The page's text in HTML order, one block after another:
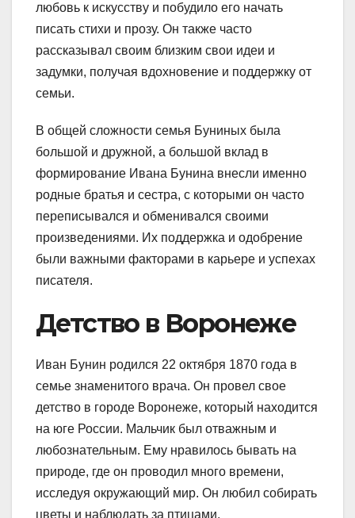
любовь к искусству и побудило его начать
писать стихи и прозу. Он также часто
рассказывал своим близким свои идеи и
задумки, получая вдохновение и поддержку от
семьи.
В общей сложности семья Буниных была
большой и дружной, а большой вклад в
формирование Ивана Бунина внесли именно
родные братья и сестра, с которыми он часто
переписывался и обменивался своими
произведениями. Их поддержка и одобрение
были важными факторами в карьере и успехах
писателя.
Детство в Воронеже
Иван Бунин родился 22 октября 1870 года в
семье знаменитого врача. Он провел свое
детство в городе Воронеже, который находится
на юге России. Мальчик был отважным и
любознательным. Ему нравилось бывать на
природе, где он проводил много времени,
исследуя окружающий мир. Он любил собирать
цветы и наблюдать за птицами.